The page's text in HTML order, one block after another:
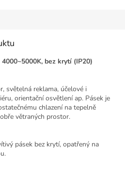
bez krytí (IP20)
světelná reklama, účelové i
orientační osvětlení ap. Pásek je
chlazení na tepelně
větraných prostor.
pásek bez krytí, opatřený na